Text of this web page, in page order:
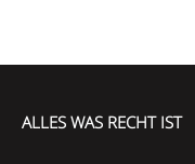
ALLES WAS RECHT IST